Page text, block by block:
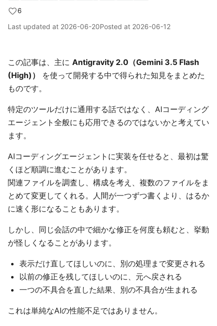
6
Last updated at 2026-06-20Posted at 2026-06-12
この記事は、主に Antigravity 2.0（Gemini 3.5 Flash
(High)）
を使って開発する中で得られた知見をまとめた
ものです。
特定のツールだけに通用する話ではなく、AIコーディング
エージェント全般にも応用できるのではないかと考えてい
ます。
AIコーディングエージェントに実装を任せると、最初は驚
くほど順調に進むことがあります。
関連ファイルを調査し、構成を考え、複数のファイルをま
とめて変更してくれる。人間が一つずつ書くより、はるか
に速く形になることもあります。
しかし、同じ会話の中で細かな修正を何度も頼むと、挙動
が怪しくなることがあります。
表示だけ直してほしいのに、別の処理まで変更される
以前の修正を残してほしいのに、元へ戻される
一つの不具合を直した結果、別の不具合が生まれる
これは単純なAIの性能不足ではありません。